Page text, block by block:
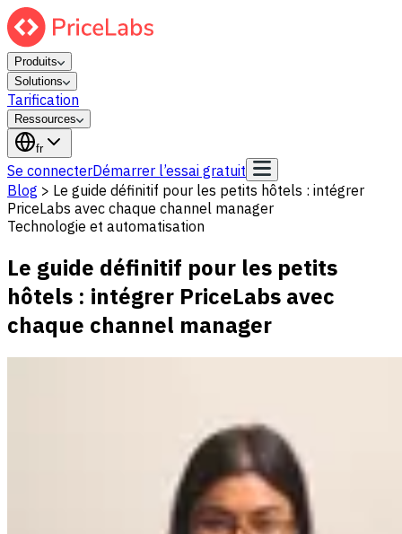
Produits
Solutions
Tarification
Ressources
fr
Se connecterDémarrer l’essai gratuit
Blog > Le guide définitif pour les petits hôtels : intégrer
PriceLabs avec chaque channel manager
Technologie et automatisation
Le guide définitif pour les petits
hôtels : intégrer PriceLabs avec
chaque channel manager